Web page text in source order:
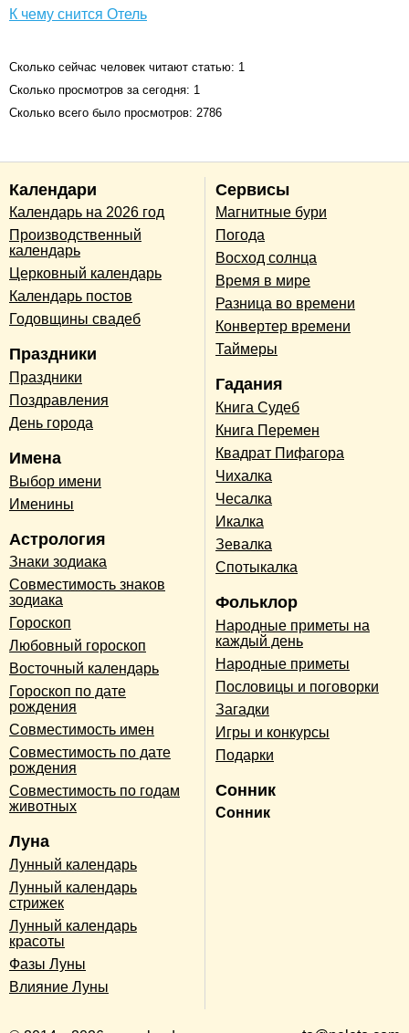
К чему снится Отель
Сколько сейчас человек читают статью: 1
Сколько просмотров за сегодня: 1
Сколько всего было просмотров: 2786
Календари
Календарь на 2026 год
Производственный
календарь
Церковный календарь
Календарь постов
Годовщины свадеб
Праздники
Праздники
Поздравления
День города
Имена
Выбор имени
Именины
Астрология
Знаки зодиака
Совместимость знаков
зодиака
Гороскоп
Любовный гороскоп
Восточный календарь
Гороскоп по дате
рождения
Совместимость имен
Совместимость по дате
рождения
Совместимость по годам
животных
Луна
Лунный календарь
Лунный календарь
стрижек
Лунный календарь
красоты
Фазы Луны
Влияние Луны
Сервисы
Магнитные бури
Погода
Восход солнца
Время в мире
Разница во времени
Конвертер времени
Таймеры
Гадания
Книга Судеб
Книга Перемен
Квадрат Пифагора
Чихалка
Чесалка
Икалка
Зевалка
Спотыкалка
Фольклор
Народные приметы на
каждый день
Народные приметы
Пословицы и поговорки
Загадки
Игры и конкурсы
Подарки
Сонник
Сонник